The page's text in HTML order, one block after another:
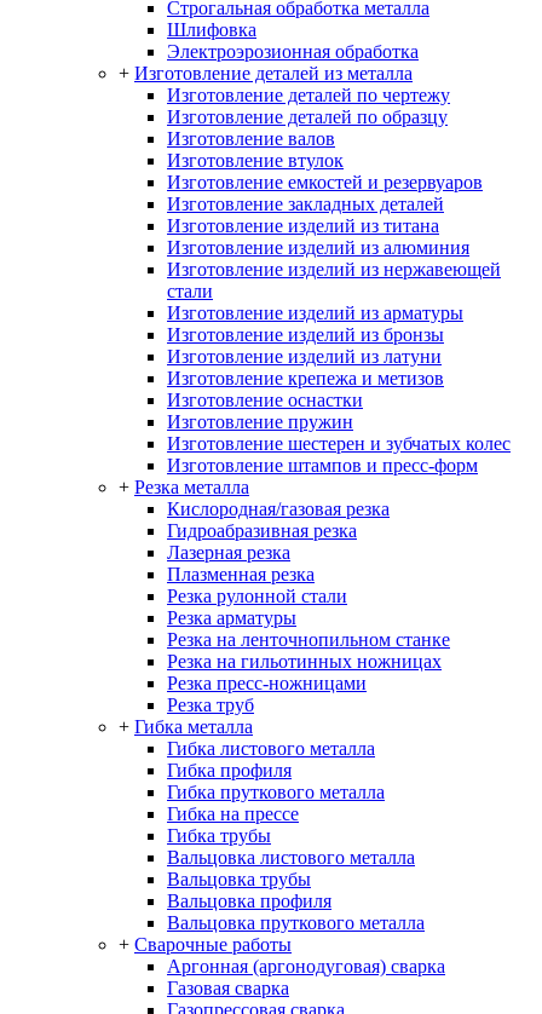
Строгальная обработка металла
Шлифовка
Электроэрозионная обработка
+ Изготовление деталей из металла
Изготовление деталей по чертежу
Изготовление деталей по образцу
Изготовление валов
Изготовление втулок
Изготовление емкостей и резервуаров
Изготовление закладных деталей
Изготовление изделий из титана
Изготовление изделий из алюминия
Изготовление изделий из нержавеющей
стали
Изготовление изделий из арматуры
Изготовление изделий из бронзы
Изготовление изделий из латуни
Изготовление крепежа и метизов
Изготовление оснастки
Изготовление пружин
Изготовление шестерен и зубчатых колес
Изготовление штампов и пресс-форм
+ Резка металла
Кислородная/газовая резка
Гидроабразивная резка
Лазерная резка
Плазменная резка
Резка рулонной стали
Резка арматуры
Резка на ленточнопильном станке
Резка на гильотинных ножницах
Резка пресс-ножницами
Резка труб
+ Гибка металла
Гибка листового металла
Гибка профиля
Гибка пруткового металла
Гибка на прессе
Гибка трубы
Вальцовка листового металла
Вальцовка трубы
Вальцовка профиля
Вальцовка пруткового металла
+ Сварочные работы
Аргонная (аргонодуговая) сварка
Газовая сварка
Газопрессовая сварка